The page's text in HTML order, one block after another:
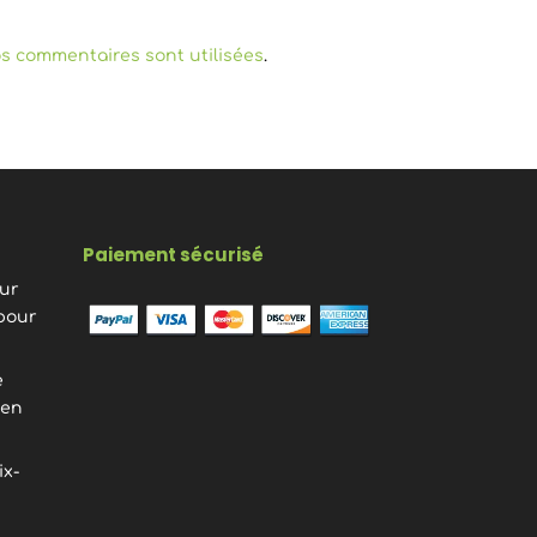
commentaires sont utilisées.
Paiement sécurisé